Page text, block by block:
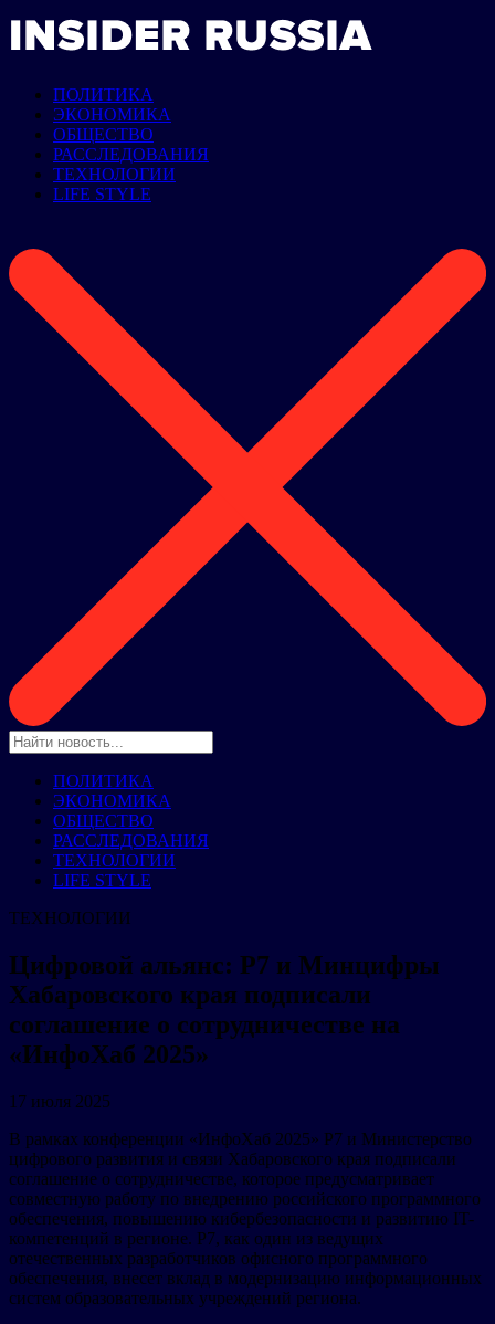
ПОЛИТИКА
ЭКОНОМИКА
ОБЩЕСТВО
РАССЛЕДОВАНИЯ
ТЕХНОЛОГИИ
LIFE STYLE
ПОЛИТИКА
ЭКОНОМИКА
ОБЩЕСТВО
РАССЛЕДОВАНИЯ
ТЕХНОЛОГИИ
LIFE STYLE
ТЕХНОЛОГИИ
Цифровой альянс: Р7 и Минцифры
Хабаровского края подписали
соглашение о сотрудничестве на
«ИнфоХаб 2025»
17 июля 2025
В рамках конференции «ИнфоХаб 2025» Р7 и Министерство
цифрового развития и связи Хабаровского края подписали
соглашение о сотрудничестве, которое предусматривает
совместную работу по внедрению российского программного
обеспечения, повышению кибербезопасности и развитию IT-
компетенций в регионе. Р7, как один из ведущих
отечественных разработчиков офисного программного
обеспечения, внесет вклад в модернизацию информационных
систем образовательных учреждений региона.